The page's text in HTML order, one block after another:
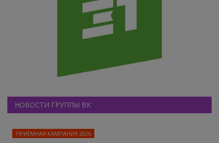
НОВОСТИ ГРУППЫ ВК
ПРИЁМНАЯ КАМПАНИЯ 2026